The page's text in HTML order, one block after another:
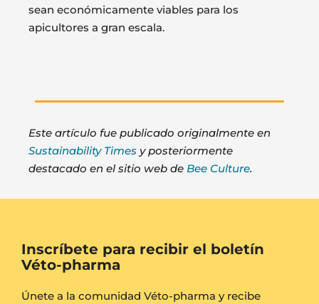
sean económicamente viables para los
apicultores a gran escala.
Este artículo fue publicado originalmente en
Sustainability Times y posteriormente
destacado en el sitio web de Bee Culture.
Inscríbete para recibir el boletín
Véto-pharma
Únete a la comunidad Véto-pharma y recibe